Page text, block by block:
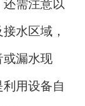
需注意以
水区域，
或漏水现
用设备自